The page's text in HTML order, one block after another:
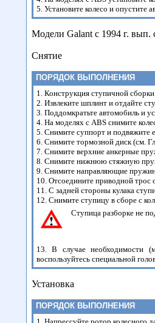
5. Установите колесо и опустите
Модели Galant с 1994 г.
Снятие
ПОРЯДОК ВЫПОЛНЕНИЯ
1. Конструкция ступичной
2. Извлеките шплинт и отдайте
3. Поддомкратьте автомобиль и
4. На моделях с ABS снимите
5. Снимите суппорт и подвяжите
6. Снимите тормозной диск (см.
7. Снимите верхние анкерные
8. Снимите нижнюю стяжную
9. Снимите направляющие
10. Отсоедините приводной трос
11. С задней стороны кулака
12. Снимите ступицу в сборе с
Ступица разборке не
13. В случае необходимости
воспользуйтесь специальной
Установка
ПОРЯДОК ВЫПОЛНЕНИЯ